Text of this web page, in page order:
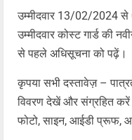
उम्मीदवार 13/02/
उम्मीदवार कोस्ट गार्ड की
से पहले अधिसूचना को पढ़ें।
कृपया सभी दस्तावेज़ –
विवरण देखें और संग्रहित
फोटो, साइन, आईडी प्रूफ,